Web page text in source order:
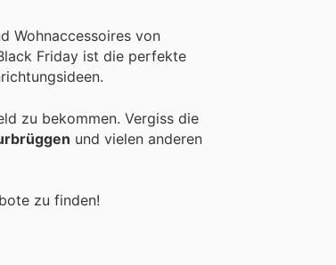
Wohnaccessoires von
Friday ist die perfekte
zu bekommen. Vergiss die
und vielen anderen
zu finden!